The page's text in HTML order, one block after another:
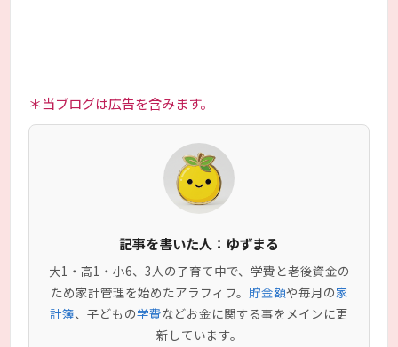
＊当ブログは広告を含みます。
記事を書いた人：ゆずまる
大1・高1・小6、3人の子育て中で、学費と老後資金の
ため家計管理を始めたアラフィフ。 貯金額や毎月の家
計簿、子どもの学費などお金に関する事をメインに更
新しています。